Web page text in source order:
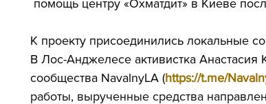
помощь центру «Охматдит» в Киеве
К проекту присоединились локальные
В Лос-Анджелесе активистка Анастасия
сообщества NavalnyLA (https://t.me/
работы, вырученные средства